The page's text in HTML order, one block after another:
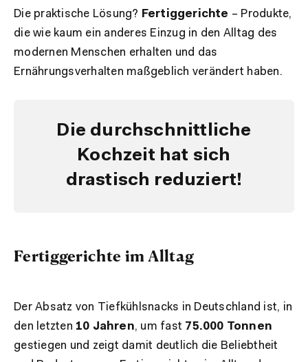
Die praktische Lösung? Fertiggerichte – Produkte,
die wie kaum ein anderes Einzug in den Alltag des
modernen Menschen erhalten und das
Ernährungsverhalten maßgeblich verändert haben.
Die durchschnittliche
Kochzeit hat sich
drastisch reduziert!
Fertiggerichte im Alltag
Der Absatz von Tiefkühlsnacks in Deutschland ist, in
den letzten 10 Jahren, um fast 75.000 Tonnen
gestiegen und zeigt damit deutlich die Beliebtheit